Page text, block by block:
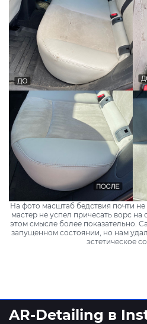
На фото масштаб бедствия почти
мастер не успел причесать ворс
этом смысле более показательно.
запущенном состоянии, но нам
эстетическое
AR-Detailing в